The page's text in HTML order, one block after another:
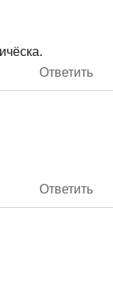
Ответить
Ответить